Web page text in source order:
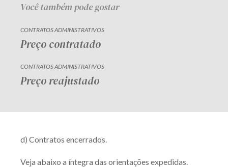
Você também pode gostar
CONTRATOS ADMINISTRATIVOS
Preço contratado
CONTRATOS ADMINISTRATIVOS
Preço reajustado
d) Contratos encerrados.
Veja abaixo a íntegra das orientações expedidas.